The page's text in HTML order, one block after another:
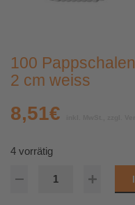
100
2 cm weiss
8,51€
4 vorrätig